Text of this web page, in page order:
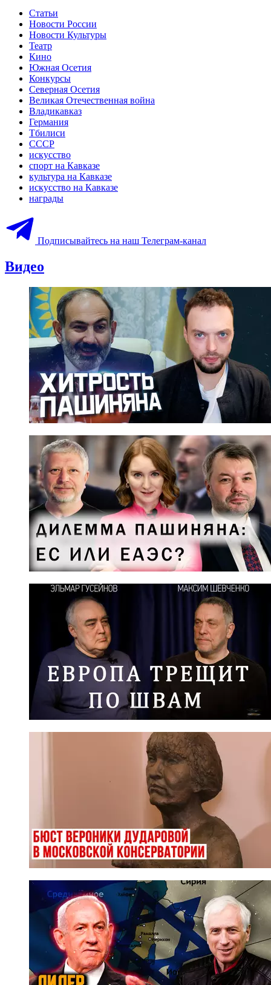
Статьи
Новости России
Новости Культуры
Театр
Кино
Южная Осетия
Конкурсы
Северная Осетия
Великая Отечественная война
Владикавказ
Германия
Тбилиси
СССР
искусство
спорт на Кавказе
культура на Кавказе
искусство на Кавказе
награды
Подписывайтесь на наш Телеграм-канал
Видео